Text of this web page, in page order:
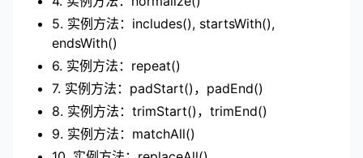
5. 实例方法：includes(), startsWith(),
endsWith()
6. 实例方法：repeat()
7. 实例方法：padStart()，padEnd()
8. 实例方法：trimStart()，trimEnd()
9. 实例方法：matchAll()